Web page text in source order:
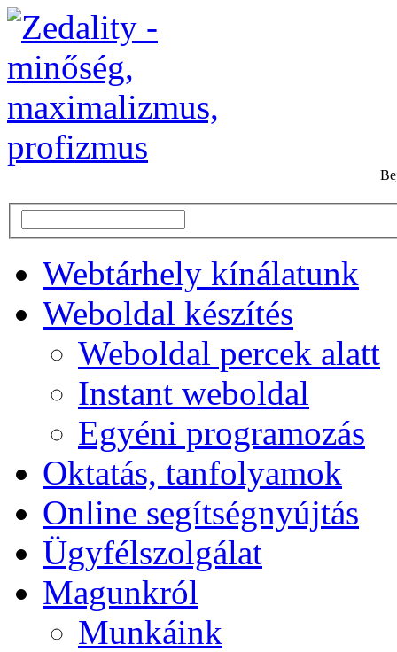
Webtárhely kínálatunk
Weboldal készítés
Weboldal percek alatt
Instant weboldal
Egyéni programozás
Oktatás, tanfolyamok
Online segítségnyújtás
Ügyfélszolgálat
Magunkról
Munkáink